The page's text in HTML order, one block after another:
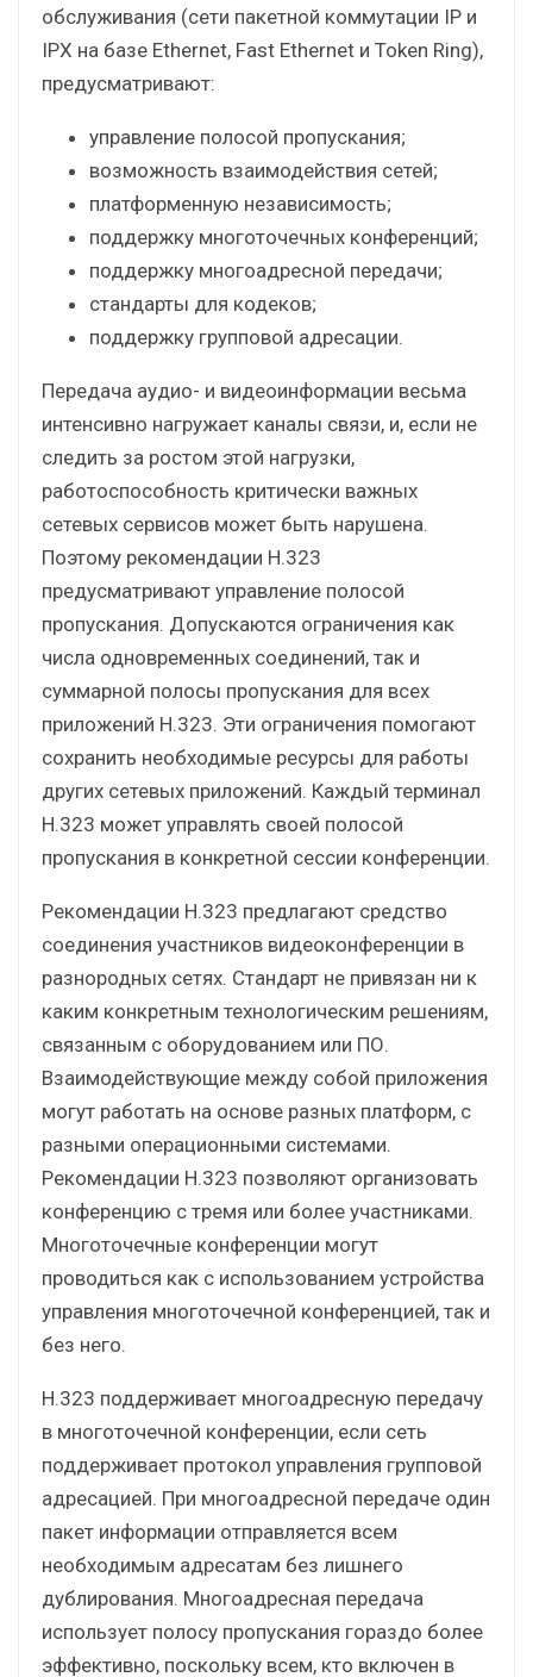
обслуживания (сети пакетной коммутации IP и
IPX на базе Ethernet, Fast Ethernet и Token Ring),
предусматривают:
управление полосой пропускания;
возможность взаимодействия сетей;
платформенную независимость;
поддержку многоточечных конференций;
поддержку многоадресной передачи;
стандарты для кодеков;
поддержку групповой адресации.
Передача аудио- и видеоинформации весьма
интенсивно нагружает каналы связи, и, если не
следить за ростом этой нагрузки,
работоспособность критически важных
сетевых сервисов может быть нарушена.
Поэтому рекомендации H.323
предусматривают управление полосой
пропускания. Допускаются ограничения как
числа одновременных соединений, так и
суммарной полосы пропускания для всех
приложений H.323. Эти ограничения помогают
сохранить необходимые ресурсы для работы
других сетевых приложений. Каждый терминал
H.323 может управлять своей полосой
пропускания в конкретной сессии конференции.
Рекомендации H.323 предлагают средство
соединения участников видеоконференции в
разнородных сетях. Стандарт не привязан ни к
каким конкретным технологическим решениям,
связанным с оборудованием или ПО.
Взаимодействующие между собой приложения
могут работать на основе разных платформ, с
разными операционными системами.
Рекомендации H.323 позволяют организовать
конференцию с тремя или более участниками.
Многоточечные конференции могут
проводиться как с использованием устройства
управления многоточечной конференцией, так и
без него.
H.323 поддерживает многоадресную передачу
в многоточечной конференции, если сеть
поддерживает протокол управления групповой
адресацией. При многоадресной передаче один
пакет информации отправляется всем
необходимым адресатам без лишнего
дублирования. Многоадресная передача
использует полосу пропускания гораздо более
эффективно, поскольку всем, кто включен в